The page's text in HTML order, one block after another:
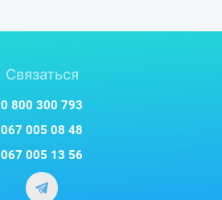
Связаться
0 800 300 793
067 005 08 48
067 005 13 56